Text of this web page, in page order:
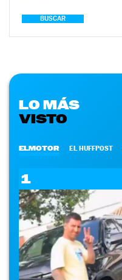
BUSCAR
LO MÁS
VISTO
ELMOTOR EL HUFFPOST
1